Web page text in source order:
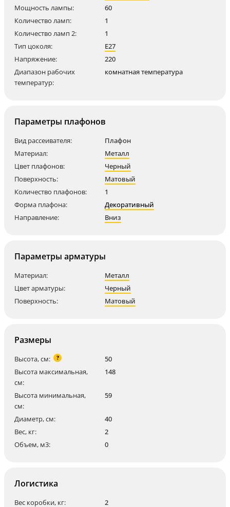
Мощность лампы:
60
Количество ламп:
1
Количество ламп 2:
1
Тип цоколя:
E27
Напряжение:
220
Диапазон рабочих
температур:
комнатная температура
Параметры плафонов
Вид рассеивателя:
Плафон
Материал:
Металл
Цвет плафонов:
Черный
Поверхность:
Матовый
Количество плафонов:
1
Форма плафона:
Декоративный
Направление:
Вниз
Параметры арматуры
Материал:
Металл
Цвет арматуры:
Черный
Поверхность:
Матовый
Размеры
Высота, см: ?
50
Высота максимальная,
см:
148
Высота минимальная,
см:
59
Диаметр, см:
40
Вес, кг:
2
Объем, м3:
0
Логистика
Вес коробки, кг: 2